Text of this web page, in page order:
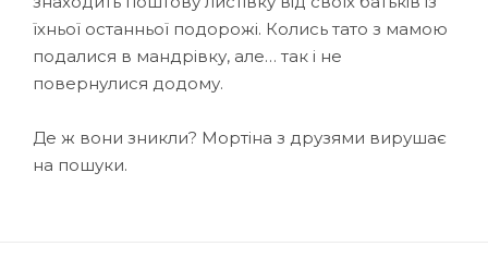
їхньої останньої подорожі. Колись тато з мамою
подалися в мандрівку, але… так і не
повернулися додому.
Де ж вони зникли? Мортіна з друзями вирушає
на пошуки.